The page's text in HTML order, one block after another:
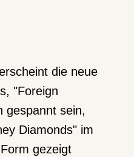
die neue
"Foreign
gespannt sein,
Diamonds" im
gezeigt